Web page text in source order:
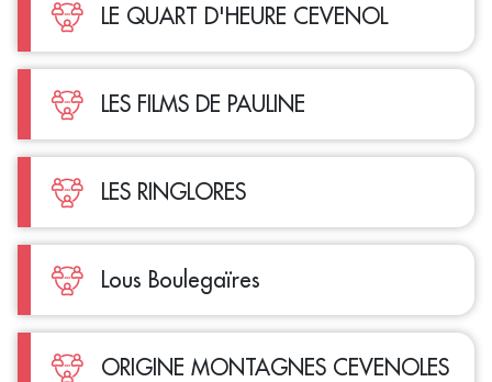
LE QUART D'HEURE CEVENOL
LES FILMS DE PAULINE
LES RINGLORES
Lous Boulegaïres
ORIGINE MONTAGNES CEVENOLES